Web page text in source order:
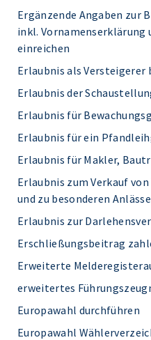
Ergänzende Angaben zur
inkl. Vornamenserklärung
einreichen
Erlaubnis als Versteigerer
Erlaubnis der
Erlaubnis für
Erlaubnis für ein
Erlaubnis für Makler,
Erlaubnis zum Verkauf
und zu besonderen
Erlaubnis zur
Erschließungsbeitrag
Erweiterte
erweitertes
Europawahl durchführen
Europawahl